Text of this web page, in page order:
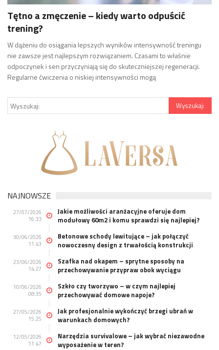
Tętno a zmęczenie – kiedy warto odpuścić
trening?
W dążeniu do osiągania lepszych wyników intensywność treningu
nie zawsze jest najlepszym rozwiązaniem. Czasami to właśnie
odpoczynek i sen przyczyniają się do skuteczniejszej regeneracji.
Regularne ćwiczenia o niskiej intensywności mogą
NAJNOWSZE
27/07/2026
16:33
Jakie możliwości aranżacyjne oferuje dom
modułowy 60m2 i komu sprawdzi się najlepiej?
30/06/2026
11:43
Betonowe schody lewitujące – jak połączyć
nowoczesny design z trwałością konstrukcji
23/06/2026
14:27
Szafka nad okapem – sprytne sposoby na
przechowywanie przypraw obok wyciągu
10/06/2026
08:35
Szkło czy tworzywo – w czym najlepiej
przechowywać domowe napoje?
27/05/2026
15:25
Jak profesjonalnie wykończyć brzegi ubrań w
warunkach domowych?
12/05/2026
11:47
Narzędzia survivalowe – jak wybrać niezawodne
wyposażenie w teren?